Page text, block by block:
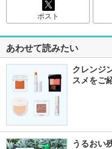
ポスト
あわせて読みたい
クレンジ
スメをご
うるおい